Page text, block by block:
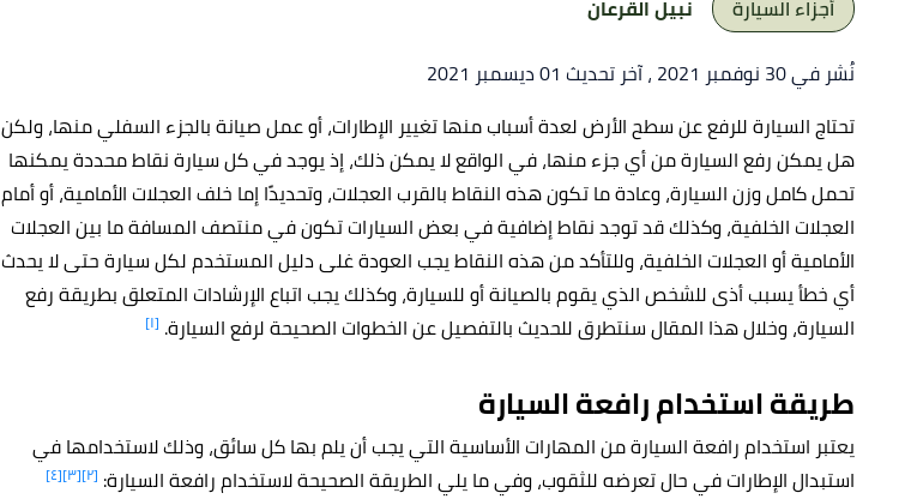
أجزاء السيارة
نبيل القرعان
نُشر في 30 نوفمبر 2021
، آخر تحديث 01 ديسمبر 2021
تحتاج السيارة للرفع عن سطح الأرض لعدة أسباب منها تغيير الإطارات، أو عمل صيانة بالجزء السفلي منها، ولكن
هل يمكن رفع السيارة من أي جزء منها، في الواقع لا يمكن ذلك، إذ يوجد في كل سيارة نقاط محددة يمكنها
تحمل كامل وزن السيارة، وعادة ما تكون هذه النقاط بالقرب العجلات، وتحديدًا إما خلف العجلات الأمامية، أو أمام
العجلات الخلفية، وكذلك قد توجد نقاط إضافية في بعض السيارات تكون في منتصف المسافة ما بين العجلات
الأمامية أو العجلات الخلفية، وللتأكد من هذه النقاط يجب العودة غلى دليل المستخدم لكل سيارة حتى لا يحدث
أي خطأ يسبب أذى للشخص الذي يقوم بالصيانة أو للسيارة، وكذلك يجب اتباع الإرشادات المتعلق بطريقة رفع
السيارة، وخلال هذا المقال سنتطرق للحديث بالتفصيل عن الخطوات الصحيحة لرفع السيارة. [١]
طريقة استخدام رافعة السيارة
يعتبر استخدام رافعة السيارة من المهارات الأساسية التي يجب أن يلم بها كل سائق، وذلك لاستخدامها في
استبدال الإطارات في حال تعرضه للثقوب، وفي ما يلي الطريقة الصحيحة لاستخدام رافعة السيارة: [٢] [٣] [٤]